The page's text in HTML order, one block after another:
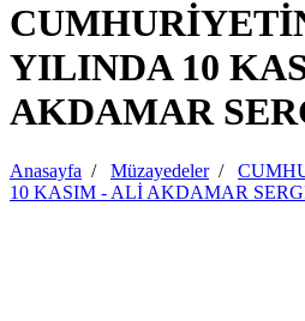
YILINDA 10
AKDAMAR
Anasayfa / Müzayedeler/
10 KASIM - ALİ AKDAMAR